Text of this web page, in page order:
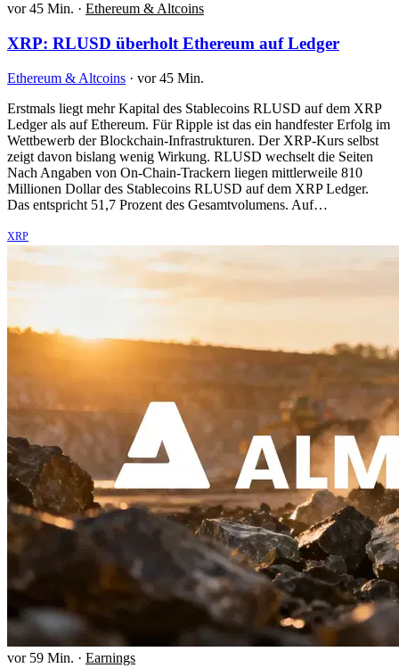
vor 45 Min. · Ethereum & Altcoins
XRP: RLUSD überholt Ethereum auf Ledger
Ethereum & Altcoins · vor 45 Min.
Erstmals liegt mehr Kapital des Stablecoins RLUSD auf dem XRP
Ledger als auf Ethereum. Für Ripple ist das ein handfester Erfolg im
Wettbewerb der Blockchain-Infrastrukturen. Der XRP-Kurs selbst
zeigt davon bislang wenig Wirkung. RLUSD wechselt die Seiten
Nach Angaben von On-Chain-Trackern liegen mittlerweile 810
Millionen Dollar des Stablecoins RLUSD auf dem XRP Ledger.
Das entspricht 51,7 Prozent des Gesamtvolumens. Auf…
XRP
vor 59 Min. · Earnings